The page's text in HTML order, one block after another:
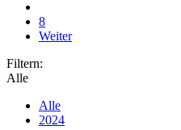
8
Weiter
Filtern:
Alle
Alle
2024